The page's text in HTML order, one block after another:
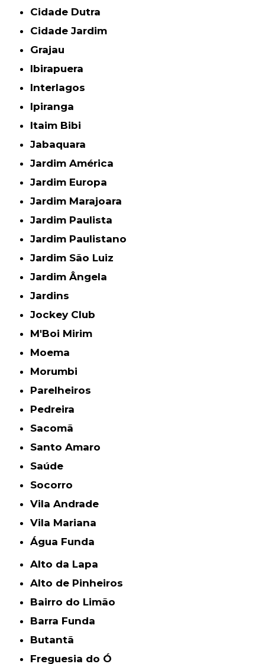
Cidade Dutra
Cidade Jardim
Grajau
Ibirapuera
Interlagos
Ipiranga
Itaim Bibi
Jabaquara
Jardim América
Jardim Europa
Jardim Marajoara
Jardim Paulista
Jardim Paulistano
Jardim São Luiz
Jardim Ângela
Jardins
Jockey Club
M'Boi Mirim
Moema
Morumbi
Parelheiros
Pedreira
Sacomã
Santo Amaro
Saúde
Socorro
Vila Andrade
Vila Mariana
Água Funda
Alto da Lapa
Alto de Pinheiros
Bairro do Limão
Barra Funda
Butantã
Freguesia do Ó